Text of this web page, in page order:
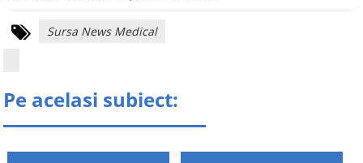
Sursa News Medical
Pe acelasi subiect: